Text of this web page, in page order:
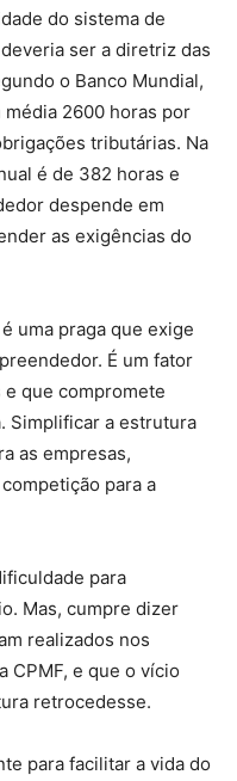
do sistema de
ser a diretriz das
o Banco Mundial,
média 2600 horas por
tributárias. Na
é de 382 horas e
despende em
as exigências do
uma praga que exige
É um fator
que compromete
Simplificar a estrutura
as empresas,
para a
para
Mas, cumpre dizer
realizados nos
CPMF, e que o vício
retrocedesse.
para facilitar a vida do